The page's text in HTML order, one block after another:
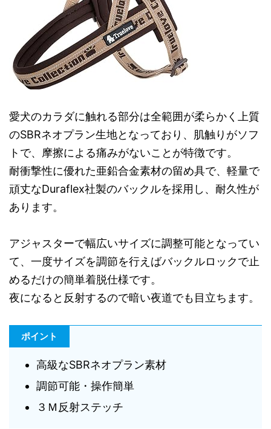
愛犬のカラダに触れる部分は全範囲が柔らかく上質
のSBRネオプラン生地となっており、肌触りがソフ
トで、摩擦による痛みがないことが特徴です。
耐衝撃性に優れた亜鉛合金素材の留め具で、軽量で
頑丈なDuraflex社製のバックルを採用し、耐久性が
あります。
アジャスターで幅広いサイズに調整可能となってい
て、一度サイズを調節を行えばバックルロックで止
めるだけの簡単着脱仕様です。
夜になると反射するので暗い夜道でも目立ちます。
ポイント
高級なSBRネオプラン素材
調節可能・操作簡単
３Ｍ反射ステッチ